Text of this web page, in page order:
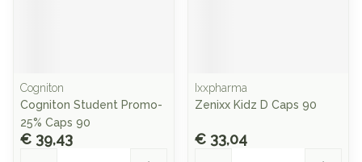
Cogniton
Cogniton Student Promo-
25% Caps 90
€ 39,43
Ixxpharma
Zenixx Kidz D Caps 90
€ 33,04